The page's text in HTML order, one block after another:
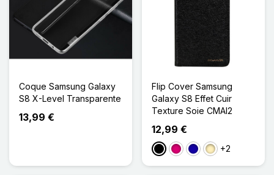
Coque Samsung Galaxy
S8 X-Level Transparente
13,99 €
Flip Cover Samsung
Galaxy S8 Effet Cuir
Texture Soie CMAI2
12,99 €
NoirMagentaBleu Foncé
Doré+2